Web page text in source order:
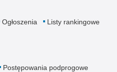
Ogłoszenia
Listy rankingowe
Postępowania podprogowe